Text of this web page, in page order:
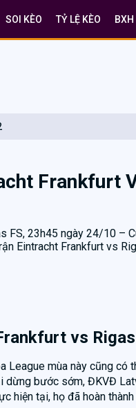
SOI KÈO TỶ LỆ KÈO BXH
Frankfurt
FS, 23h45 ngày 24/10 –
Eintracht Frankfurt vs
vs
League mùa này cũng có
dừng bước sớm, ĐKVĐ
hiện tại, họ đã hoàn